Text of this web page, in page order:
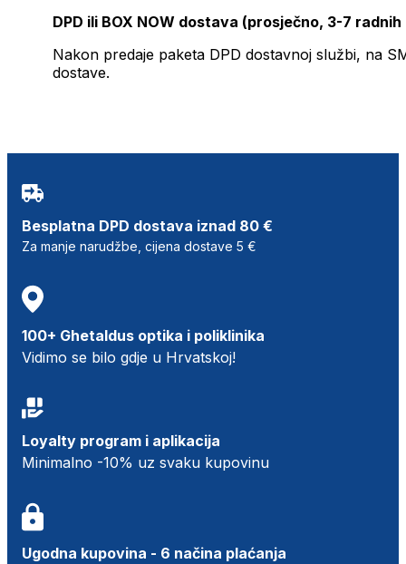
DPD ili BOX NOW dostava (prosječno, 3-7 radnih
Nakon predaje paketa DPD dostavnoj službi, na
dostave.
Besplatna DPD dostava iznad 80 €
Za manje narudžbe, cijena dostave 5 €
100+ Ghetaldus optika i poliklinika
Vidimo se bilo gdje u Hrvatskoj!
Loyalty program i aplikacija
Minimalno -10% uz svaku kupovinu
Ugodna kupovina - 6 načina plaćanja